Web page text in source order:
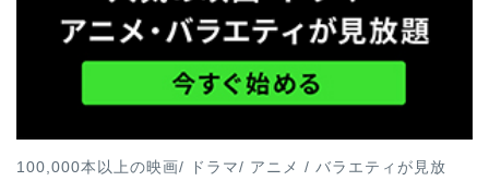
100,000本以上の映画/ ドラマ/ アニメ / バラエティが見放